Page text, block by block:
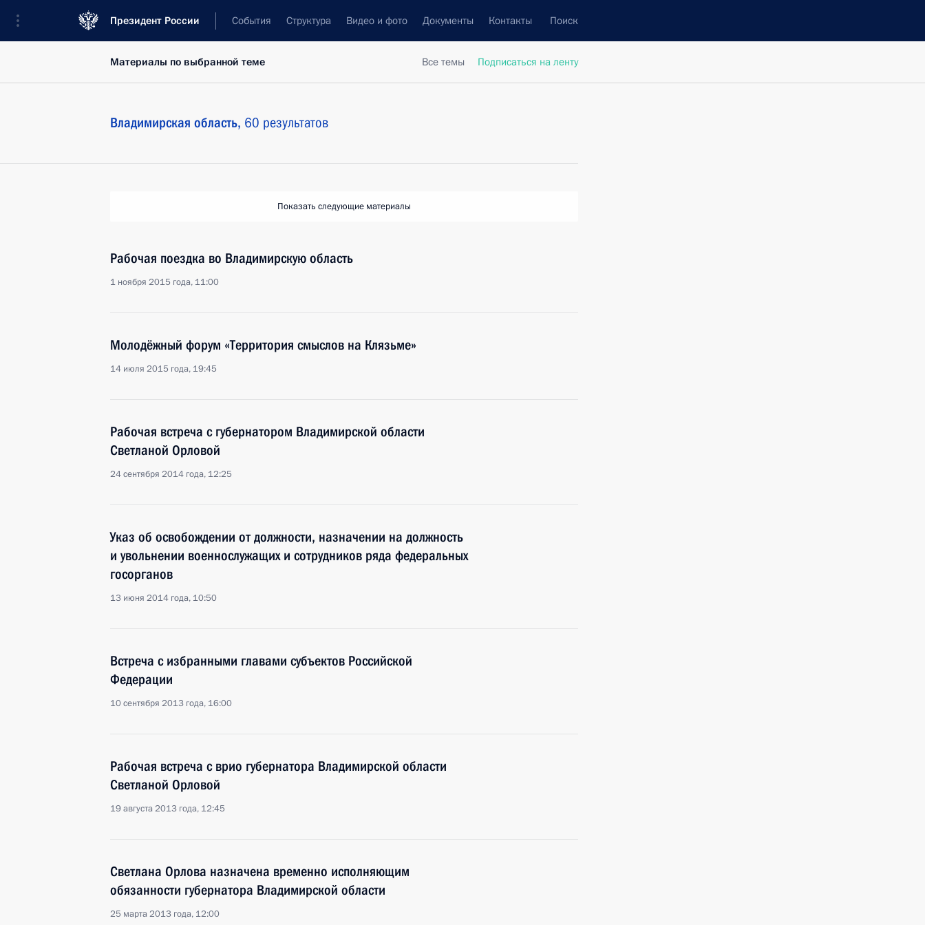
Президент России События Структура Видео и фото Документы Контакты Поиск
Все темы Подписаться на ленту
Материалы по выбранной теме
Владимирская область, 60 результатов
Показать следующие материалы
Рабочая поездка во Владимирскую область
1 ноября 2015 года, 11:00
Молодёжный форум «Территория смыслов на Клязьме»
14 июля 2015 года, 19:45
Рабочая встреча с губернатором Владимирской области
Светланой Орловой
24 сентября 2014 года, 12:25
Указ об освобождении от должности, назначении на должность
и увольнении военнослужащих и сотрудников ряда федеральных
госорганов
13 июня 2014 года, 10:50
Встреча с избранными главами субъектов Российской
Федерации
10 сентября 2013 года, 16:00
Рабочая встреча с врио губернатора Владимирской области
Светланой Орловой
19 августа 2013 года, 12:45
Светлана Орлова назначена временно исполняющим
обязанности губернатора Владимирской области
25 марта 2013 года, 12:00